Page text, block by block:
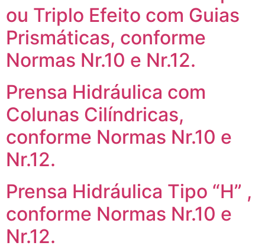
ou Triplo Efeito com Guias
Prismáticas, conforme
Normas Nr.10 e Nr.12.
Prensa Hidráulica com
Colunas Cilíndricas,
conforme Normas Nr.10 e
Nr.12.
Prensa Hidráulica Tipo “H” ,
conforme Normas Nr.10 e
Nr.12.